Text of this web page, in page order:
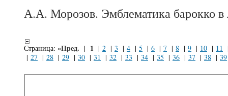
А.А. Морозов. Эмблематика барокко в
Страница: «Пред. | 1 | 2 | 3 | 4 | 5 | 6 | 7 | 8 | 9 | 10 | 11
| 27 | 28 | 29 | 30 | 31 | 32 | 33 | 34 | 35 | 36 | 37 | 38 | 39